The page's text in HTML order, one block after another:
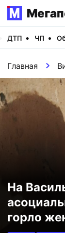
ДТП ЧП
Главная
На
горло